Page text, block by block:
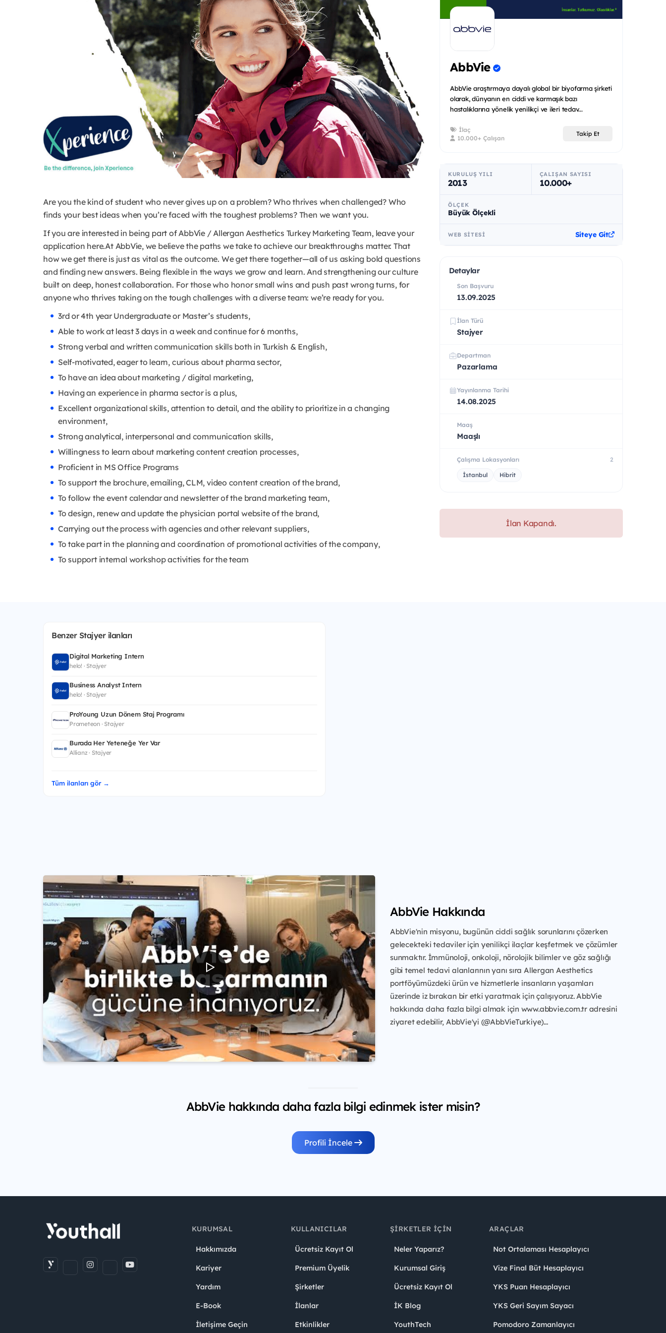
Are you the kind of student who never gives up on a problem? Who thrives when challenged? Who
finds your best ideas when you’re faced with the toughest problems? Then we want you.
If you are interested in being part of AbbVie / Allergan Aesthetics Turkey Marketing Team, leave your
application here.At AbbVie, we believe the paths we take to achieve our breakthroughs matter. That
how we get there is just as vital as the outcome. We get there together—all of us asking bold questions
and finding new answers. Being flexible in the ways we grow and learn. And strengthening our culture
built on deep, honest collaboration. For those who honor small wins and push past wrong turns, for
anyone who thrives taking on the tough challenges with a diverse team: we’re ready for you.
3rd or 4th year Undergraduate or Master’s students,
Able to work at least 3 days in a week and continue for 6 months,
Strong verbal and written communication skills both in Turkish & English,
Self-motivated, eager to learn, curious about pharma sector,
To have an idea about marketing / digital marketing,
Having an experience in pharma sector is a plus,
Excellent organizational skills, attention to detail, and the ability to prioritize in a changing
environment,
Strong analytical, interpersonal and communication skills,
Willingness to learn about marketing content creation processes,
Proficient in MS Office Programs
To support the brochure, emailing, CLM, video content creation of the brand,
To follow the event calendar and newsletter of the brand marketing team,
To design, renew and update the physician portal website of the brand,
Carrying out the process with agencies and other relevant suppliers,
To take part in the planning and coordination of promotional activities of the company,
To support internal workshop activities for the team
AbbVie
AbbVie araştırmaya dayalı global bir biyofarma şirketi
olarak, dünyanın en ciddi ve karmaşık bazı
hastalıklarına yönelik yenilikçi ve ileri tedav...
İlaç
10.000+ Çalışan
Takip Et
KURULUŞ YILI
2013
ÇALIŞAN SAYISI
10.000+
ÖLÇEK
Büyük Ölçekli
WEB SITESI Siteye Git
Detaylar
Son Başvuru
13.09.2025
İlan Türü
Stajyer
Departman
Pazarlama
Yayınlanma Tarihi
14.08.2025
Maaş
Maaşlı
Çalışma Lokasyonları 2
İstanbul Hibrit
İlan Kapandı.
Benzer Stajyer ilanları
Digital Marketing Intern
helo! · Stajyer
Business Analyst Intern
helo! · Stajyer
ProYoung Uzun Dönem Staj Programı
Prometeon · Stajyer
Burada Her Yeteneğe Yer Var
Allianz · Stajyer
Tüm ilanları gör →
AbbVie Hakkında
AbbVie'nin misyonu, bugünün ciddi sağlık sorunlarını çözerken
gelecekteki tedaviler için yenilikçi ilaçlar keşfetmek ve çözümler
sunmaktır. İmmünoloji, onkoloji, nörolojik bilimler ve göz sağlığı
gibi temel tedavi alanlarının yanı sıra Allergan Aesthetics
portföyümüzdeki ürün ve hizmetlerle insanların yaşamları
üzerinde iz bırakan bir etki yaratmak için çalışıyoruz. AbbVie
hakkında daha fazla bilgi almak için www.abbvie.com.tr adresini
ziyaret edebilir, AbbVie'yi (@AbbVieTurkiye)...
AbbVie hakkında daha fazla bilgi edinmek ister misin?
Profili İncele
KURUMSAL
Hakkımızda
Kariyer
Yardım
E-Book
İletişime Geçin
KULLANICILAR
Ücretsiz Kayıt Ol
Premium Üyelik
Şirketler
İlanlar
Etkinlikler
ŞIRKETLER İÇIN
Neler Yaparız?
Kurumsal Giriş
Ücretsiz Kayıt Ol
İK Blog
YouthTech
ARAÇLAR
Not Ortalaması Hesaplayıcı
Vize Final Büt Hesaplayıcı
YKS Puan Hesaplayıcı
YKS Geri Sayım Sayacı
Pomodoro Zamanlayıcı